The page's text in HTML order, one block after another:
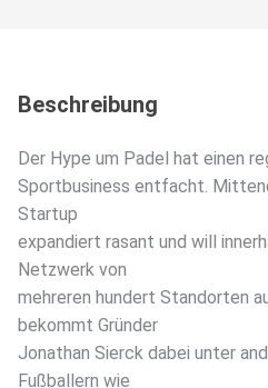
Beschreibung
Der Hype um Padel hat einen
Sportbusiness entfacht.
Startup
expandiert rasant und will
Netzwerk von
mehreren hundert Standorten
bekommt Gründer
Jonathan Sierck dabei unter
Fußballern wie